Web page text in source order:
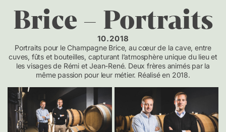
Brice – Portraits
10.2018
Portraits pour le Champagne Brice, au cœur de la cave, entre
cuves, fûts et bouteilles, capturant l’atmosphère unique du lieu et
les visages de Rémi et Jean-René. Deux frères animés par la
même passion pour leur métier. Réalisé en 2018.